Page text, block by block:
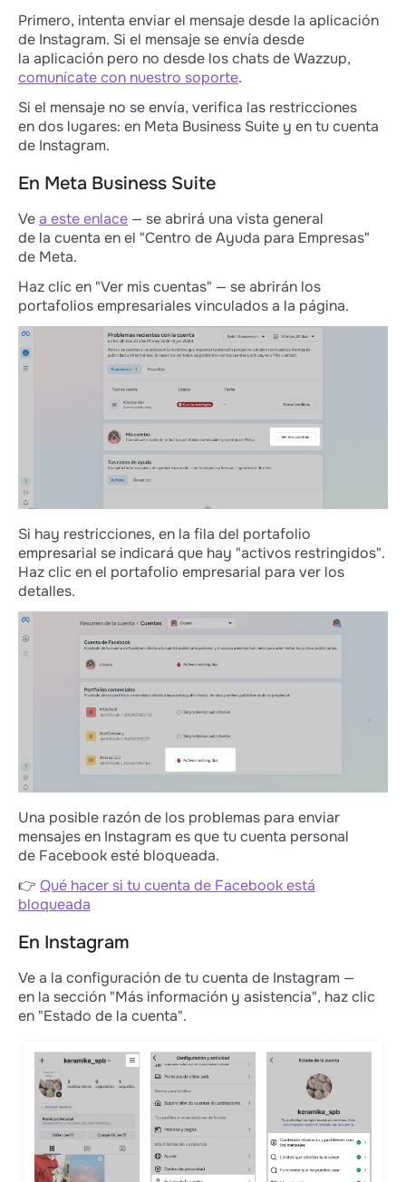
bloqueo
Primero, intenta enviar el mensaje desde la aplicación
de Instagram. Si el mensaje se envía desde
la aplicación pero no desde los chats de Wazzup,
comunícate con nuestro soporte.
Si el mensaje no se envía, verifica las restricciones
en dos lugares: en Meta Business Suite y en tu cuenta
de Instagram.
En Meta Business Suite
Vea este enlace — se abrirá una vista general
de la cuenta en el "Centro de Ayuda para Empresas"
de Meta.
Haz clic en "Ver mis cuentas" — se abrirán los
portafolios empresariales vinculados a la página.
Si hay restricciones, en la fila del portafolio
empresarial se indicará que hay "activos restringidos".
Haz clic en el portafolio empresarial para ver los
detalles.
Una posible razón de los problemas para enviar
mensajes en Instagram es que tu cuenta personal
de Facebook esté bloqueada.
👉 Qué hacer si tu cuenta de Facebook está
bloqueada
En Instagram
Ve a la configuración de tu cuenta de Instagram —
en la sección "Más información y asistencia", haz clic
en "Estado de la cuenta".